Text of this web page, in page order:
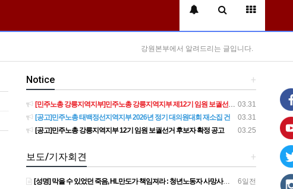
강원본부에서 알려드리는 글입니다.
+
Notice
03.31
[민주노총 강릉지역지부]민주노총 강릉지역지부 제12기 임원 보궐선거결과 공고
03.31
[공고]민주노총 태백정선지역지부 2026년 정기 대의원대회 재소집 건
03.25
[공고]민주노총 강릉지역지부 12기 임원 보궐선거 후보자 확정 공고
+
보도/기자회견
6일전
[성명] 막을 수 있었던 죽음, HL만도가 책임져라 : 청년노동자 사망사고의 철저한 진상규명과 재발방지 대책 마련하라